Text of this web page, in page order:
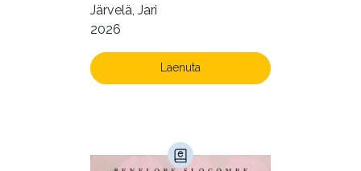
Järvelä, Jari
2026
Laenuta